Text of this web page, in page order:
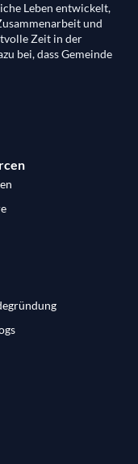
Leben entwickelt,
und
Zeit in der
bei, dass Gemeinde